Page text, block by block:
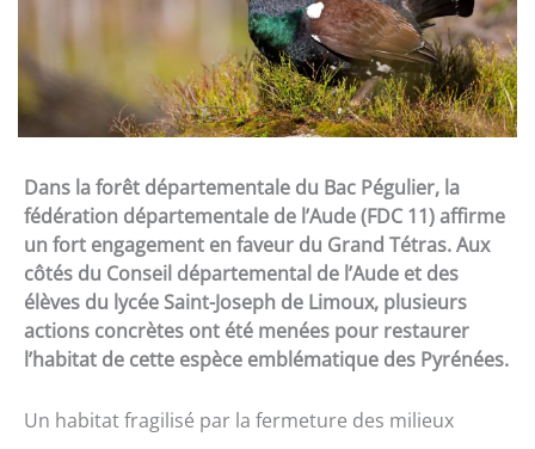
Dans la forêt départementale du Bac Pégulier, la
fédération départementale de l’Aude (FDC 11) affirme
un fort engagement en faveur du Grand Tétras. Aux
côtés du Conseil départemental de l’Aude et des
élèves du lycée Saint-Joseph de Limoux, plusieurs
actions concrètes ont été menées pour restaurer
l’habitat de cette espèce emblématique des Pyrénées.
Un habitat fragilisé par la fermeture des milieux